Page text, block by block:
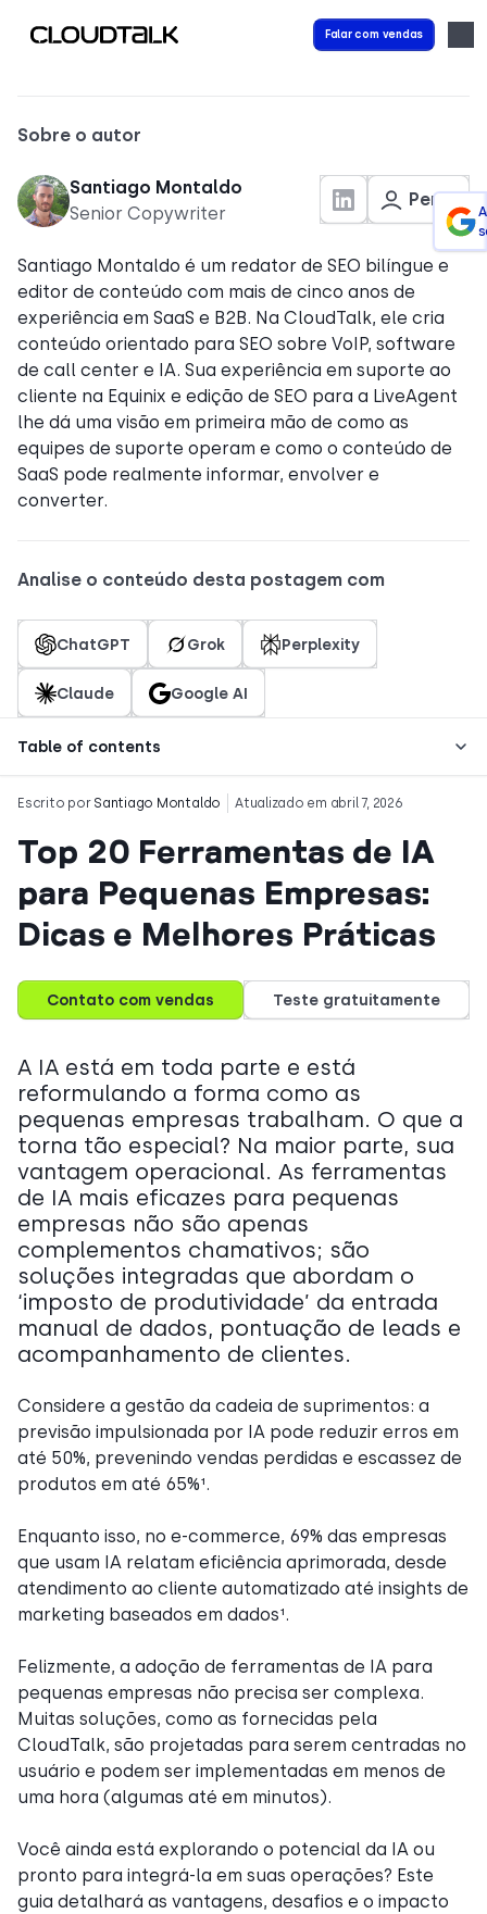
Falar com vendas
Table of contents
Escrito por Santiago Montaldo Atualizado em abril 7, 2026
Top 20 Ferramentas de IA
para Pequenas Empresas:
Dicas e Melhores Práticas
Contato com vendas Teste gratuitamente
A IA está em toda parte e está
reformulando a forma como as
pequenas empresas trabalham. O que a
torna tão especial? Na maior parte, sua
vantagem operacional. As ferramentas
de IA mais eficazes para pequenas
empresas não são apenas
complementos chamativos; são
soluções integradas que abordam o
‘imposto de produtividade’ da entrada
manual de dados, pontuação de leads e
acompanhamento de clientes.
Considere a gestão da cadeia de suprimentos: a
previsão impulsionada por IA pode reduzir erros em
até 50%, prevenindo vendas perdidas e escassez de
produtos em até 65%¹.
Enquanto isso, no e-commerce, 69% das empresas
que usam IA relatam eficiência aprimorada, desde
atendimento ao cliente automatizado até insights de
marketing baseados em dados¹.
Felizmente, a adoção de ferramentas de IA para
pequenas empresas não precisa ser complexa.
Muitas soluções, como as fornecidas pela
CloudTalk, são projetadas para serem centradas no
usuário e podem ser implementadas em menos de
uma hora (algumas até em minutos).
Você ainda está explorando o potencial da IA ou
pronto para integrá-la em suas operações? Este
guia detalhará as vantagens, desafios e o impacto
Sobre o autor
Santiago Montaldo
Senior Copywriter
Perfil
Santiago Montaldo é um redator de SEO bilíngue e
editor de conteúdo com mais de cinco anos de
experiência em SaaS e B2B. Na CloudTalk, ele cria
conteúdo orientado para SEO sobre VoIP, software
de call center e IA. Sua experiência em suporte ao
cliente na Equinix e edição de SEO para a LiveAgent
lhe dá uma visão em primeira mão de como as
equipes de suporte operam e como o conteúdo de
SaaS pode realmente informar, envolver e
converter.
Analise o conteúdo desta postagem com
ChatGPT Grok Perplexity
Claude Google AI